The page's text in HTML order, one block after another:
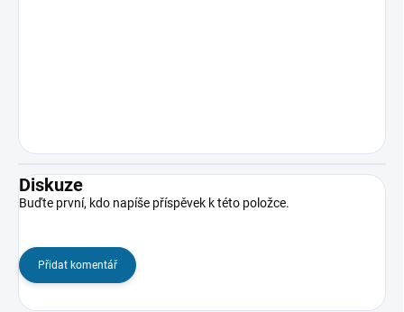
Diskuze
Buďte první, kdo napíše příspěvek k této položce.
Přidat komentář